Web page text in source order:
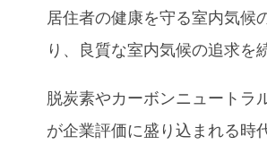
居住者の健康を守る室内気候
り、良質な室内気候の追求を
脱炭素やカーボンニュートラ
が企業評価に盛り込まれる時